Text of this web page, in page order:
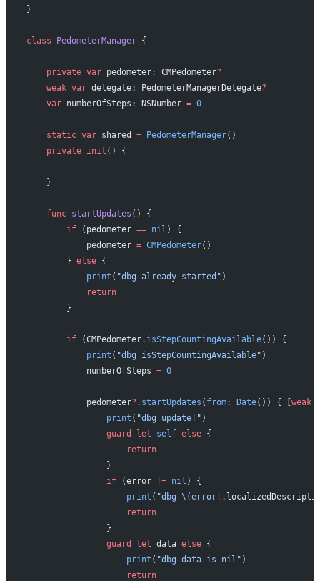
}
class PedometerManager {
    private
var pedometer: CMPedometer?
    weak
var delegate: PedometerManagerDelegate?
    var
numberOfSteps: NSNumber = 0
    static
var shared = PedometerManager()
    private
init () {
    }
    func
startUpdates () {
        if
(pedometer == nil ) {
            pedometer
= CMPedometer()
        }
else {
            print
( "dbg already started" )
            return
        }
        if
(CMPedometer. isStepCountingAvailable()) {
            print
( "dbg isStepCountingAvailable" )
            numberOfSteps
= 0
            pedometer
? . startUpdates ( from: Date()) { [ weak
                print
( "dbg update!" )
                guard
let self else {
                    return
                }
                if
(error != nil ) {
                    print
( "dbg \(error! .
                    return
                }
                guard
let data else {
                    print
( "dbg data is nil" )
                    return